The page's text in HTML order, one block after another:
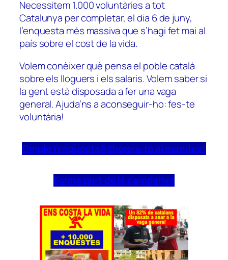
Necessitem 1.000 voluntàries a tot
Catalunya per completar, el dia 6 de juny,
l’enquesta més massiva que s’hagi fet mai al
país sobre el cost de la vida.
Volem conèixer què pensa el poble català
sobre els lloguers i els salaris. Volem saber si
la gent està disposada a fer una vaga
general. Ajuda’ns a aconseguir-ho: fes-te
voluntària!
Omple l’enquestaAdhereix-te al manifest
Forma part de la campanya